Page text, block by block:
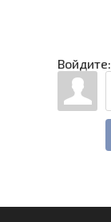
Войдите: